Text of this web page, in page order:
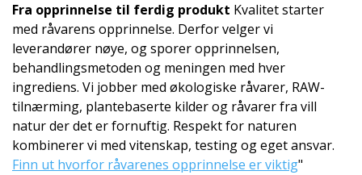
Fra opprinnelse til ferdig produkt Kvalitet starter
med råvarens opprinnelse. Derfor velger vi
leverandører nøye, og sporer opprinnelsen,
behandlingsmetoden og meningen med hver
ingrediens. Vi jobber med økologiske råvarer, RAW-
tilnærming, plantebaserte kilder og råvarer fra vill
natur der det er fornuftig. Respekt for naturen
kombinerer vi med vitenskap, testing og eget ansvar.
Finn ut hvorfor råvarenes opprinnelse er viktig"